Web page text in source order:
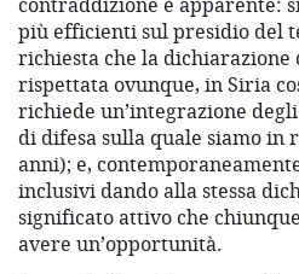
più efficienti sul presidio del
richiesta che la
rispettata ovunque, in Siria
richiede un’integrazione
di difesa sulla quale siamo
anni); e,
inclusivi dando alla stessa
significato attivo che
avere un’opportunità.